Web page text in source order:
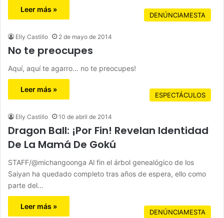
Leer más »
DENÚNCIAMESTA
Elly Castillo 2 de mayo de 2014
No te preocupes
Aquí, aquí te agarro… no te preocupes!
Leer más »
ESPECTÁCULOS
Elly Castillo 10 de abril de 2014
Dragon Ball: ¡Por Fin! Revelan Identidad
De La Mamá De Gokú
STAFF/@michangoonga Al fin el árbol genealógico de los
Saiyan ha quedado completo tras años de espera, ello como
parte del…
Leer más »
DENÚNCIAMESTA